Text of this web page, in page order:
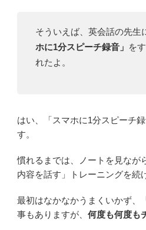
そういえば、英会話の先生
ホに1分スピーチ録音」 を
れたよ。
はい、「スマホに1分スピーチ
す。
慣れるまでは、ノートを見なが
内容を話す」トレーニングを続
最初はなかなかうまくいかず、
事もありますが、 何度も何度も